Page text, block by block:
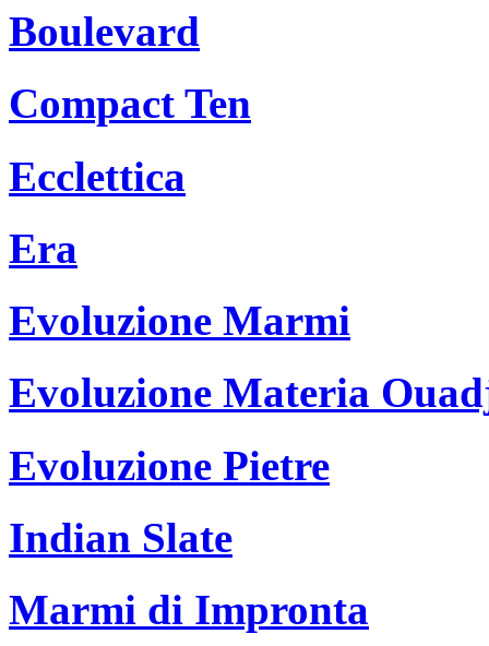
Boulevard
Compact Ten
Ecclettica
Era
Evoluzione Marmi
Evoluzione Materia
Evoluzione Pietre
Indian Slate
Marmi di Impronta